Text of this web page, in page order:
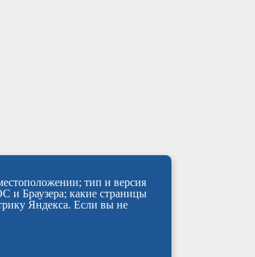
тип и версия
и Браузера; какие страницы
Яндекса. Если вы не